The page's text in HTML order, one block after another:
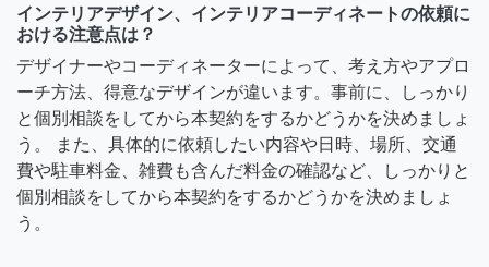
インテリアデザイン、インテリアコーディネートの依頼に
おける注意点は？
デザイナーやコーディネーターによって、考え方やアプロ
ーチ方法、得意なデザインが違います。事前に、しっかり
と個別相談をしてから本契約をするかどうかを決めましょ
う。 また、具体的に依頼したい内容や日時、場所、交通
費や駐車料金、雑費も含んだ料金の確認など、しっかりと
個別相談をしてから本契約をするかどうかを決めましょ
う。